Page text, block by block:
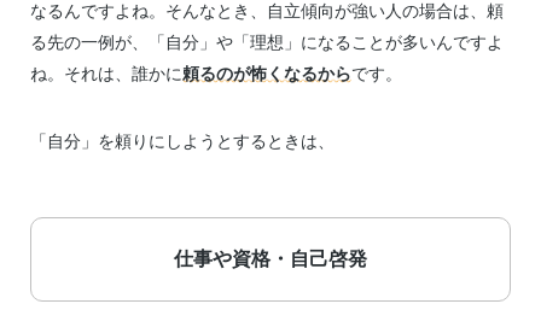
なるんですよね。そんなとき、自立傾向が強い人の場合は、頼
る先の一例が、「自分」や「理想」になることが多いんですよ
ね。それは、誰かに頼るのが怖くなるからです。
「自分」を頼りにしようとするときは、
仕事や資格・自己啓発